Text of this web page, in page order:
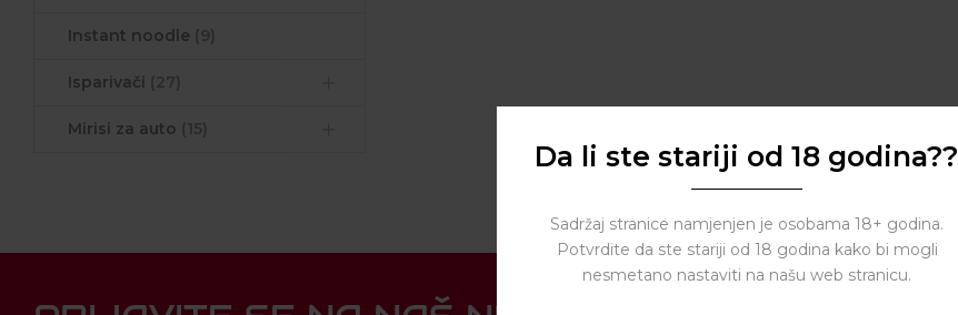
Instant noodle
Isparivači
Mirisi za auto
Da li ste stariji od 18 godina??
Sadržaj stranice namjenjen je osobama 18+ godina.
Potvrdite da ste stariji od 18 godina kako bi mogli
nesmetano nastaviti na našu web stranicu.